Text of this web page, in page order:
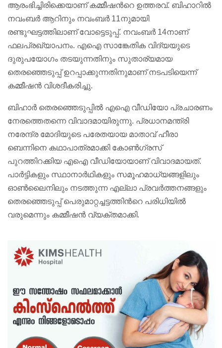
ആരംഭിച്ചിരിക്കെയാണ് കമ്മീഷന്‍റെ ഉത്തരവ്. ബിഹാറിൽ
നവംബർ ആറിനും നവംബർ 11നുമായി
രണ്ടുഘട്ടത്തിലാണ് വോട്ടെടുപ്പ്. നവംബർ 14നാണ്
ഫലപ്രഖ്യാപനം. എഐ സാങ്കേതിക വിദ്യയുടെ
ദുരുപയോഗം തടയുന്നതിനും സുതാര്യമായ
തെരഞ്ഞെടുപ്പ് ഉറപ്പാക്കുന്നതിനുമാണ് നടപടിയെന്ന്
കമ്മീഷൻ വിശദീകരിച്ചു.
ബിഹാർ തെരഞ്ഞെടുപ്പിൽ എഐ വീഡിയോ പ്രചാരണം
നേരത്തെതന്നെ വിവാദമായിരുന്നു. പ്രധാനമന്ത്രി
നരേന്ദ്ര മോദിയുടെ പരേതയായ മാതാവ് ഹീരാ
ബെന്നിനെ കഥാപാത്രമാക്കി കോണ്‍ഗ്രസ്
പുറത്തിറക്കിയ എഐ വീഡിയോയാണ് വിവാദമായത്.
പാർട്ടികളും സ്ഥാനാർഥികളും സമൂഹമാധ്യങ്ങളിലും
ഓൺലൈനിലും നടത്തുന്ന എല്ലാ പ്രവർത്തനങ്ങളും
തെരഞ്ഞെടുപ്പ് പെരുമാറ്റച്ചട്ടത്തിന്‍റെ പരിധിയിൽ
വരുമെന്നും കമ്മീഷൻ വ്യക്തമാക്കി.